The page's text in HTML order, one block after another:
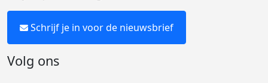
Schrijf je in voor de nieuwsbrief
Volg ons